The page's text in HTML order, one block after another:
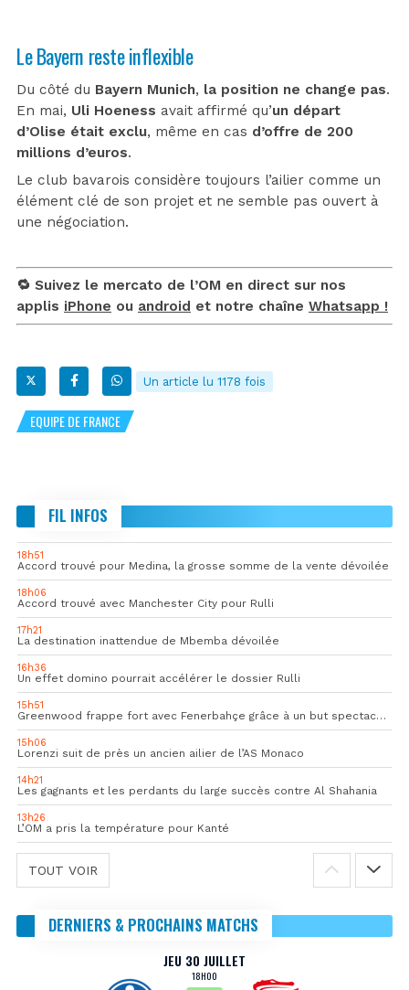
Le Bayern reste inflexible
Du côté du Bayern Munich, la position ne change pas.
En mai, Uli Hoeness avait affirmé qu’un départ
d’Olise était exclu, même en cas d’offre de 200
millions d’euros.
Le club bavarois considère toujours l’ailier comme un
élément clé de son projet et ne semble pas ouvert à
une négociation.
🔁 Suivez le mercato de l’OM en direct sur nos
applis iPhone ou android et notre chaîne Whatsapp !
Un article lu 1178 fois
EQUIPE DE FRANCE
FIL INFOS
18h51
Accord trouvé pour Medina, la grosse somme de la vente dévoilée
18h06
Accord trouvé avec Manchester City pour Rulli
17h21
La destination inattendue de Mbemba dévoilée
16h36
Un effet domino pourrait accélérer le dossier Rulli
15h51
Greenwood frappe fort avec Fenerbahçe grâce à un but spectaculaire
15h06
Lorenzi suit de près un ancien ailier de l’AS Monaco
14h21
Les gagnants et les perdants du large succès contre Al Shahania
13h26
L’OM a pris la température pour Kanté
TOUT VOIR
DERNIERS & PROCHAINS MATCHS
JEU 30 JUILLET
18H00